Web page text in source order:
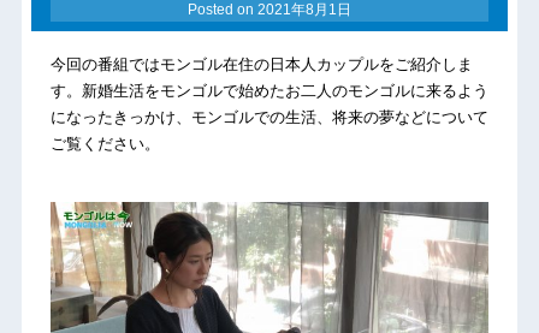
Posted on 2021年8月1日
今回の番組ではモンゴル在住の日本人カップルをご紹介しま
す。新婚生活をモンゴルで始めたお二人のモンゴルに来るよう
になったきっかけ、モンゴルでの生活、将来の夢などについて
ご覧ください。